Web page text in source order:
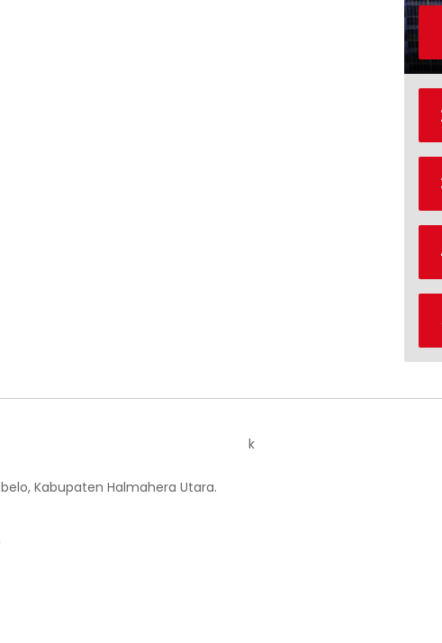
Kabupaten Halmahera Utara.
k